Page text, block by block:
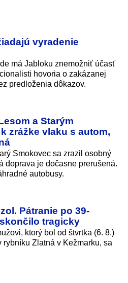
vyradenie
má Jabloku znemožniť účasť
hovoria o zakázanej
predloženia dôkazov.
a Starým
zrážke vlaku s autom,
Smokovec sa zrazil osobný
doprava je dočasne prerušená.
autobusy.
Pátranie po 39-
tragicky
ktorý bol od štvrtka (6. 8.)
rybníku Zlatná v Kežmarku, sa